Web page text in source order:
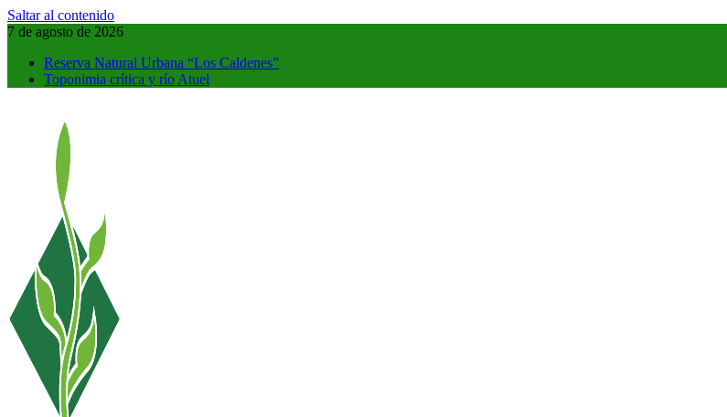
Saltar al contenido
7 de agosto de 2026
Reserva Natural Urbana “Los Caldenes”
Toponimia crítica y río Atuel